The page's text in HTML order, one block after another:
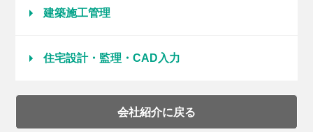
建築施工管理
住宅設計・監理・CAD入力
会社紹介に戻る